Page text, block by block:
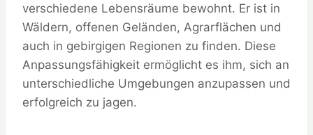
verschiedene Lebensräume bewohnt. Er ist in
Wäldern, offenen Geländen, Agrarflächen und
auch in gebirgigen Regionen zu finden. Diese
Anpassungsfähigkeit ermöglicht es ihm, sich an
unterschiedliche Umgebungen anzupassen und
erfolgreich zu jagen.